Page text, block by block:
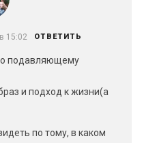
15:02 ОТВЕТИТЬ
подавляющему
и подход к жизни(а
по тому, в каком